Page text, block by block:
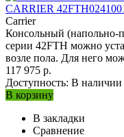
CARRIER
Carrier
Консольный (напольно-
серии 42FTH можно
возле пола. Для него
117 975 р.
Доступность: В наличии
В корзину
В закладки
Сравнение